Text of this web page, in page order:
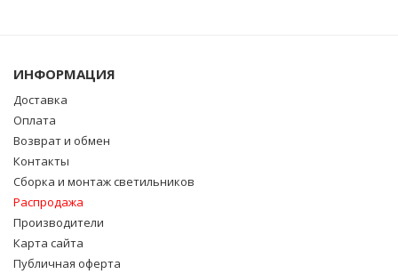
ИНФОРМАЦИЯ
Доставка
Оплата
Возврат и обмен
Контакты
Сборка и монтаж светильников
Распродажа
Производители
Карта сайта
Публичная оферта